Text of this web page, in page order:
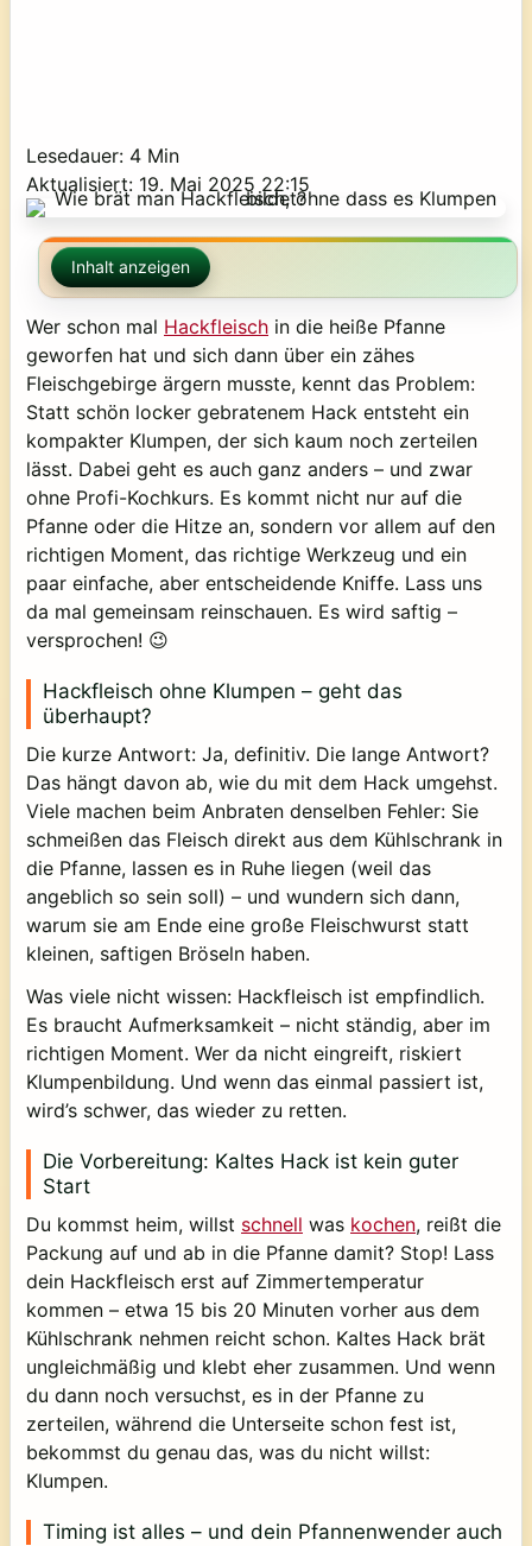
Lesedauer: 4 Min
Aktualisiert: 19. Mai 2025 22:15
Inhalt anzeigen
Wer schon mal Hackfleisch in die heiße Pfanne
geworfen hat und sich dann über ein zähes
Fleischgebirge ärgern musste, kennt das Problem:
Statt schön locker gebratenem Hack entsteht ein
kompakter Klumpen, der sich kaum noch zerteilen
lässt. Dabei geht es auch ganz anders – und zwar
ohne Profi-Kochkurs. Es kommt nicht nur auf die
Pfanne oder die Hitze an, sondern vor allem auf den
richtigen Moment, das richtige Werkzeug und ein
paar einfache, aber entscheidende Kniffe. Lass uns
da mal gemeinsam reinschauen. Es wird saftig –
versprochen! 😉
Hackfleisch ohne Klumpen – geht das
überhaupt?
Die kurze Antwort: Ja, definitiv. Die lange Antwort?
Das hängt davon ab, wie du mit dem Hack umgehst.
Viele machen beim Anbraten denselben Fehler: Sie
schmeißen das Fleisch direkt aus dem Kühlschrank in
die Pfanne, lassen es in Ruhe liegen (weil das
angeblich so sein soll) – und wundern sich dann,
warum sie am Ende eine große Fleischwurst statt
kleinen, saftigen Bröseln haben.
Was viele nicht wissen: Hackfleisch ist empfindlich.
Es braucht Aufmerksamkeit – nicht ständig, aber im
richtigen Moment. Wer da nicht eingreift, riskiert
Klumpenbildung. Und wenn das einmal passiert ist,
wird’s schwer, das wieder zu retten.
Die Vorbereitung: Kaltes Hack ist kein guter
Start
Du kommst heim, willst schnell was kochen, reißt die
Packung auf und ab in die Pfanne damit? Stop! Lass
dein Hackfleisch erst auf Zimmertemperatur
kommen – etwa 15 bis 20 Minuten vorher aus dem
Kühlschrank nehmen reicht schon. Kaltes Hack brät
ungleichmäßig und klebt eher zusammen. Und wenn
du dann noch versuchst, es in der Pfanne zu
zerteilen, während die Unterseite schon fest ist,
bekommst du genau das, was du nicht willst:
Klumpen.
Timing ist alles – und dein Pfannenwender auch